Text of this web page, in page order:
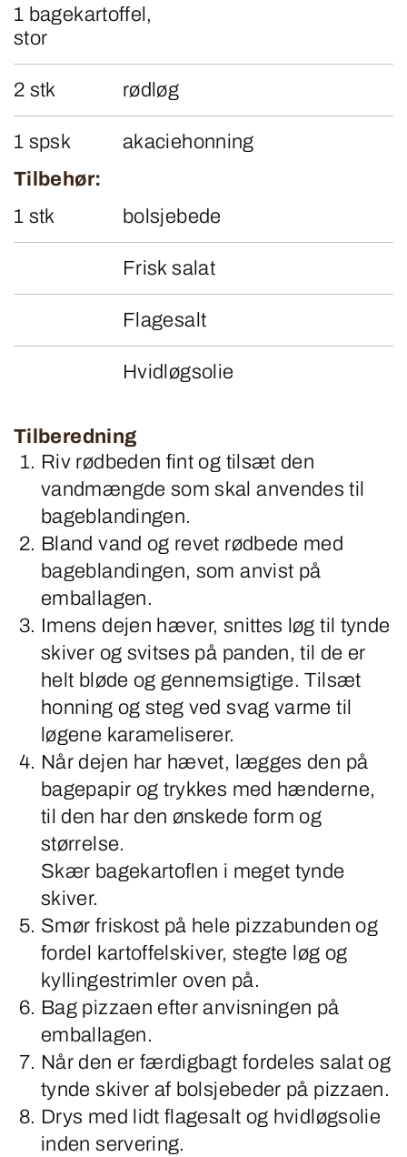
1 bagekartoffel,
stor
2 stk rødløg
1 spsk
akaciehonning
Tilbehør:
1 stk
bolsjebede
Frisk salat
Flagesalt
Hvidløgsolie
Tilberedning
Riv rødbeden fint og tilsæt den
vandmængde som skal anvendes til
bageblandingen.
Bland vand og revet rødbede med
bageblandingen, som anvist på
emballagen.
Imens dejen hæver, snittes løg til tynde
skiver og svitses på panden, til de er
helt bløde og gennemsigtige. Tilsæt
honning og steg ved svag varme til
løgene karameliserer.
Når dejen har hævet, lægges den på
bagepapir og trykkes med hænderne,
til den har den ønskede form og
størrelse.
Skær bagekartoflen i meget tynde
skiver.
Smør friskost på hele pizzabunden og
fordel kartoffel­skiver, stegte løg og
kyllingestrimler oven på.
Bag pizzaen efter anvisningen på
emballagen.
Når den er færdigbagt fordeles salat og
tynde skiver af bolsjebeder på pizzaen.
Drys med lidt flagesalt og hvidløgsolie
inden servering.